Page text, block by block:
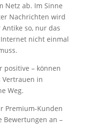
Netz ab. Im Sinne
Nachrichten wird
so, nur das
nicht einmal
positive – können
in
Weg.
Premium-Kunden
Bewertungen an –